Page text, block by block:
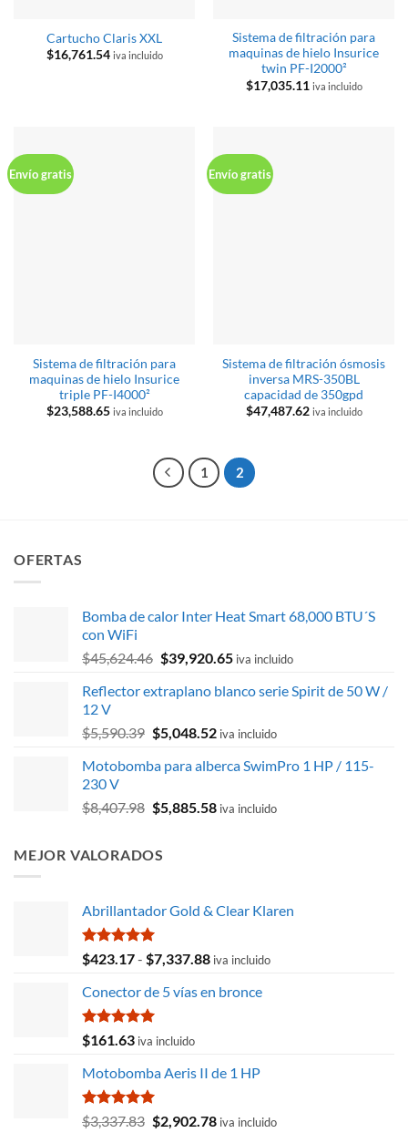
Cartucho Claris XXL
$16,761.54 iva incluido
Sistema de filtración para
maquinas de hielo Insurice
twin PF-I2000²
$17,035.11 iva incluido
Envío gratis
Sistema de filtración para
maquinas de hielo Insurice
triple PF-I4000²
$23,588.65 iva incluido
Envío gratis
Sistema de filtración ósmosis
inversa MRS-350BL
capacidad de 350gpd
$47,487.62 iva incluido
1 2
OFERTAS
Bomba de calor Inter Heat Smart 68,000 BTU´S
con WiFi
$45,624.46 El
original
$45,624.46.
$39,920.65El
actual
$39,920.65.
iva incluido
Reflector extraplano blanco serie Spirit de 50 W /
12 V
$5,590.39 El
original
$5,590.39.
$5,048.52El
actual
$5,048.52.
iva incluido
Motobomba para alberca SwimPro 1 HP / 115-
230 V
$8,407.98 El
era:
$5,885.58Eliva incluido
MEJOR VALORADOS
Abrillantador Gold & Clear Klaren
Valorado
con
de 5
$423.17- $7,337.88Rango
precios:
$7,337.88
iva incluido
Conector de 5 vías en bronce
Valorado
con
de 5
$161.63 iva incluido
Motobomba Aeris II de 1 HP
Valorado
$3,337.83 El
$2,902.78Eliva incluido